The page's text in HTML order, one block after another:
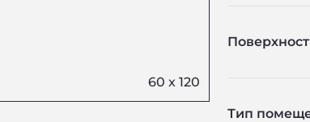
Тип